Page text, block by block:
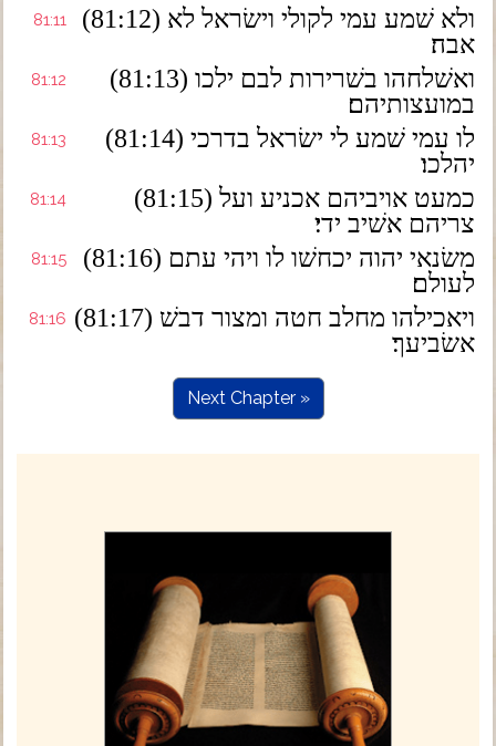
81:11
(81:12) ולא שׁמע עמי לקולי וישׂראל לא
אבה׃
81:12
(81:13) ואשׁלחהו בשׁרירות לבם ילכו
במועצותיהם׃
81:13
(81:14) לו עמי שׁמע לי ישׂראל בדרכי
יהלכו׃
81:14
(81:15) כמעט אויביהם אכניע ועל
צריהם אשׁיב ידי׃
81:15
(81:16) משׂנאי יהוה יכחשׁו לו ויהי עתם
לעולם׃
81:16 (81:17) ויאכילהו מחלב חטה ומצור דבשׁ
אשׂביעך׃
Next Chapter »